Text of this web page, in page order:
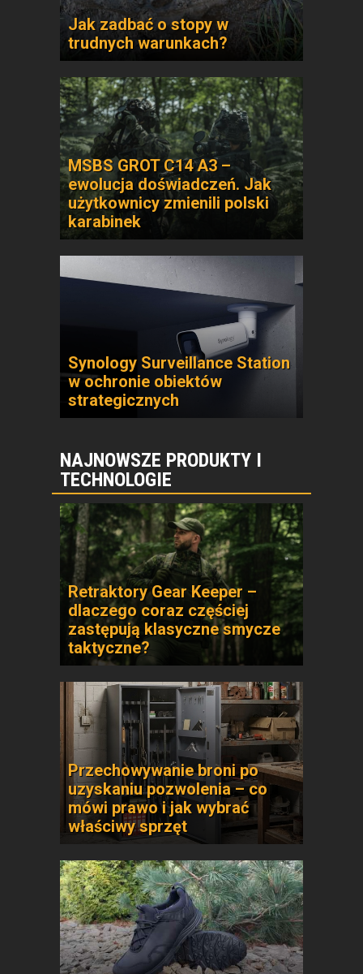
Jak zadbać o stopy w
trudnych warunkach?
MSBS GROT C14 A3 –
ewolucja doświadczeń. Jak
użytkownicy zmienili polski
karabinek
Synology Surveillance Station
w ochronie obiektów
strategicznych
NAJNOWSZE PRODUKTY I
TECHNOLOGIE
Retraktory Gear Keeper –
dlaczego coraz częściej
zastępują klasyczne smycze
taktyczne?
Przechowywanie broni po
uzyskaniu pozwolenia – co
mówi prawo i jak wybrać
właściwy sprzęt